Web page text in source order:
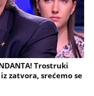
Trostruki
zatvora, srećemo se